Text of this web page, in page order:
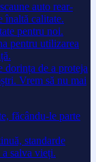
auto rear-
înaltă calitate.
pentru noi.
pentru utilizarea
dorința de a proteja
Vrem să nu mai
făcându-le parte
standarde
salva vieți.